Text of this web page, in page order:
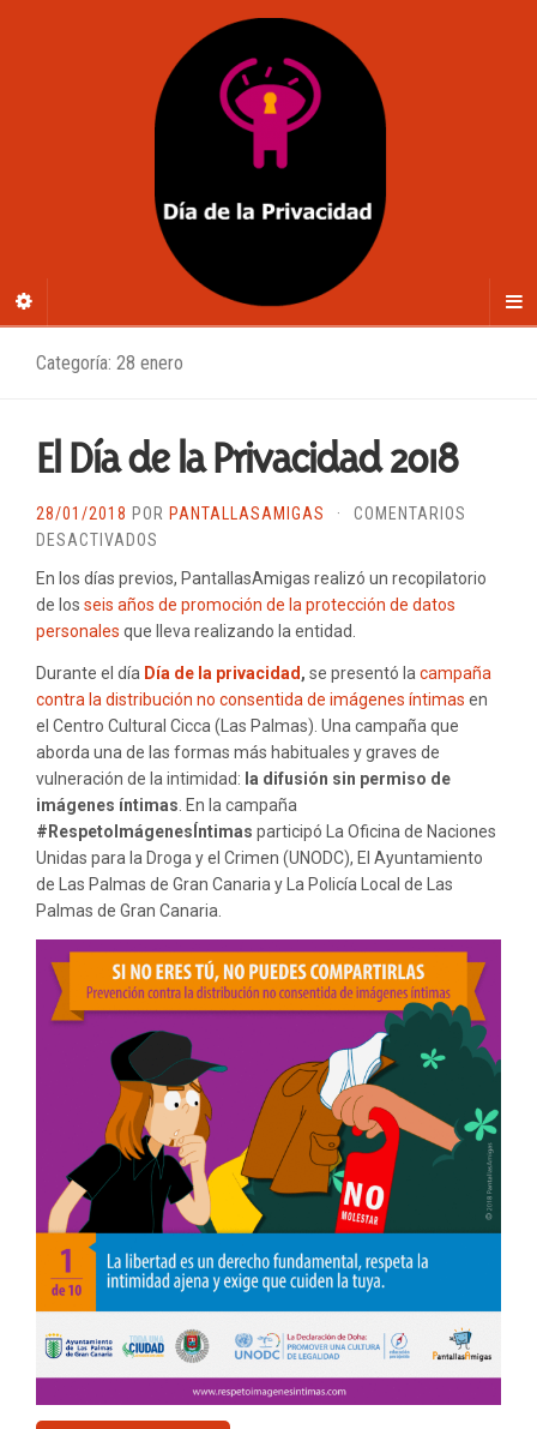
Categoría: 28 enero
El Día de la Privacidad 2018
28/01/2018 POR PANTALLASAMIGAS ·
COMENTARIOS
DESACTIVADOS
DÍA
PRIVACIDAD
2018
En los días previos, PantallasAmigas realizó un recopilatorio
de los seis años de promoción de la protección de datos
personales que lleva realizando la entidad.
Durante el día Día de la privacidad , se presentó la campaña
contra la distribución no consentida de imágenes íntimas en
el Centro Cultural Cicca (Las Palmas). Una campaña que
aborda una de las formas más habituales y graves de
vulneración de la intimidad: la difusión sin permiso de
imágenes íntimas . En la campaña
#RespetoImágenesÍntimas participó La Oficina de Naciones
Unidas para la Droga y el Crimen (UNODC), El Ayuntamiento
de Las Palmas de Gran Canaria y
La Policía Local de Las
Palmas de Gran Canaria.